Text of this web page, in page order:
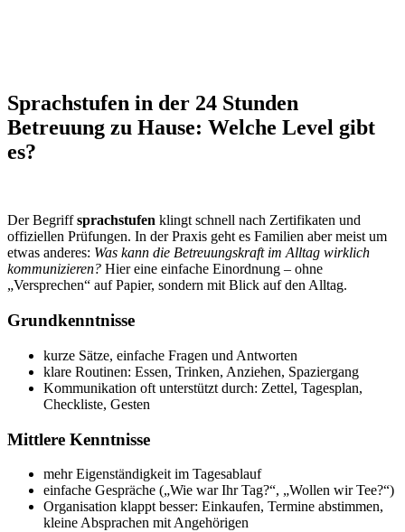
Sprachstufen in der 24 Stunden
Betreuung zu Hause: Welche Level gibt
es?
Der Begriffsprachstufen klingt schnell nach Zertifikaten und
offiziellen Prüfungen. In der Praxis geht es Familien aber meist um
etwas anderes: Was kann die Betreuungskraft im Alltag wirklich
kommunizieren? Hier eine einfache Einordnung – ohne
„Versprechen“ auf Papier, sondern mit Blick auf den Alltag.
Grundkenntnisse
kurze Sätze, einfache Fragen und Antworten
klare Routinen: Essen, Trinken, Anziehen, Spaziergang
Kommunikation oft unterstützt durch: Zettel, Tagesplan,
Checkliste, Gesten
Mittlere Kenntnisse
mehr Eigenständigkeit im Tagesablauf
einfache Gespräche („Wie war Ihr Tag?“, „Wollen wir Tee?“)
Organisation klappt besser: Einkaufen, Termine abstimmen,
kleine Absprachen mit Angehörigen